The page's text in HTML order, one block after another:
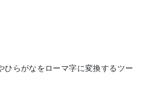
ひらがなをローマ字に変換するツー